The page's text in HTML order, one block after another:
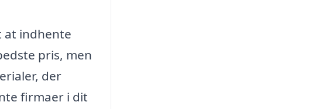
at indhente
pris, men
der
firmaer i dit